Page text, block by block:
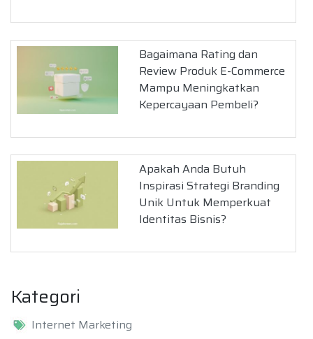
Bagaimana Rating dan
Review Produk E-Commerce
Mampu Meningkatkan
Kepercayaan Pembeli?
Apakah Anda Butuh
Inspirasi Strategi Branding
Unik Untuk Memperkuat
Identitas Bisnis?
Kategori
Internet Marketing